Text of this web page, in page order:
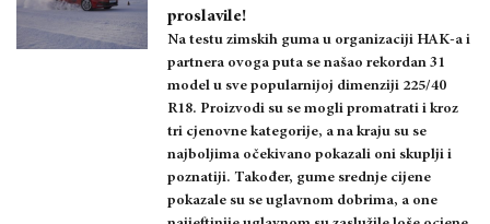
proslavile!
Na testu zimskih guma u organizaciji HAK-a i
partnera ovoga puta se našao rekordan 31
model u sve popularnijoj dimenziji 225/40
R18. Proizvodi su se mogli promatrati i kroz
tri cjenovne kategorije, a na kraju su se
najboljima očekivano pokazali oni skuplji i
poznatiji. Također, gume srednje cijene
pokazale su se uglavnom dobrima, a one